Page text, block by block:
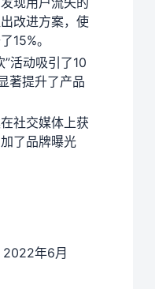
改进方案，使
15%。
”活动吸引了10
著提升了产品
社交媒体上获
了品牌曝光
年6月